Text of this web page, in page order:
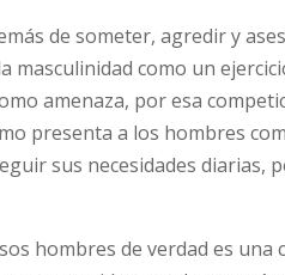
de someter, agredir y
masculinidad como un
amenaza, por esa
presenta a los hombres
sus necesidades
hombres de verdad es